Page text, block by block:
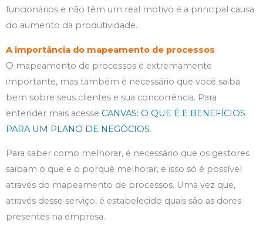
funcionários e não têm um real motivo é a principal causa
do aumento da produtividade.
A importância do mapeamento de processos
O mapeamento de processos é extremamente
importante, mas também é necessário que você saiba
bem sobre seus clientes e sua concorrência. Para
entender mais acesse CANVAS: O QUE É E BENEFÍCIOS
PARA UM PLANO DE NEGÓCIOS.
Para saber como melhorar, é necessário que os gestores
saibam o que e o porquê melhorar, e isso só é possível
através do mapeamento de processos. Uma vez que,
através desse serviço, é estabelecido quais são as dores
presentes na empresa.